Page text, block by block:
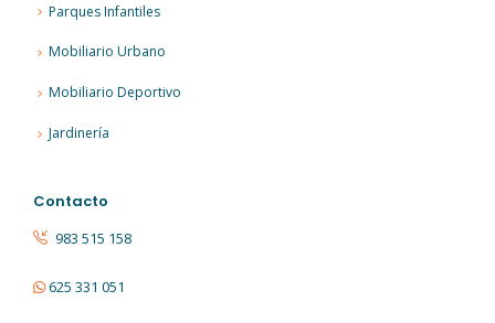
Parques Infantiles
Mobiliario Urbano
Mobiliario Deportivo
Jardinería
Contacto
983 515 158
625 331 051